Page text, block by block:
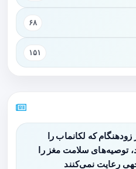
۶۸
۱۵۱
زودهنگام که لکانماب را
توصیه‌های سلامت مغز را
رعایت نمی‌کنند